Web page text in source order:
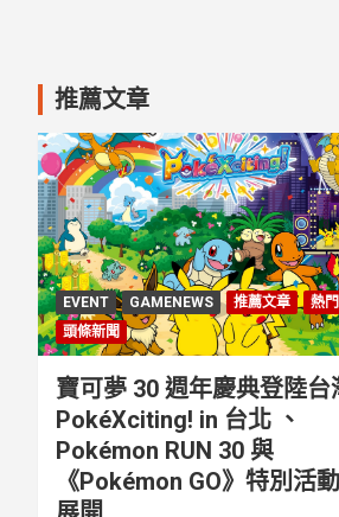
頁
推薦文章
EVENT GAMENEWS 推薦文章
熱
頭條新聞
寶可夢 30 週年慶典登陸
PokéXciting! in 台北 、
Pokémon RUN 30 與
《Pokémon GO》特別活